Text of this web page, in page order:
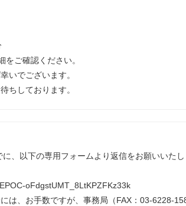
ご確認ください。
いでございます。
ちしております。
、以下の専用フォームより返信をお願いいたし
oFdgstUMT_8LtKPZFKz33k
は、お手数ですが、事務局（FAX：03-6228-